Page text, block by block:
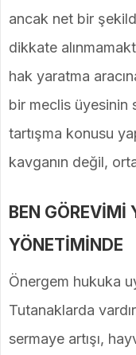
ancak net bir
dikkate
hak yaratma
bir meclis üyesinin
tartışma konusu
kavganın değil,
BEN GÖREVİMİ
YÖNETİMİNDE
Önergem hukuka
Tutanaklarda
sermaye artışı,